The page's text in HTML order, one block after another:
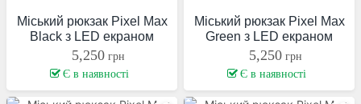
Міський рюкзак Pixel Max
Black з LED екраном
5,250 грн
Є в наявності
Міський рюкзак Pixel Max
Green з LED екраном
5,250 грн
Є в наявності